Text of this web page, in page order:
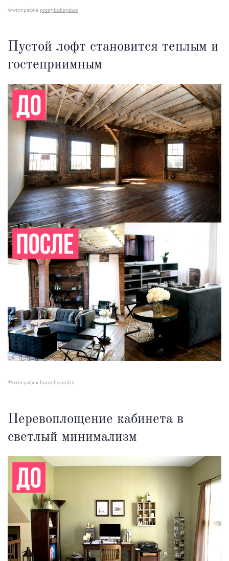
Фотография prettyinthepines
Пустой лофт становится теплым и
гостеприимным
Фотография housebeautiful
Перевоплощение кабинета в
светлый минимализм